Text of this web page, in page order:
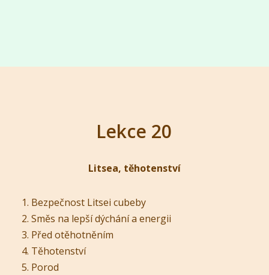
Lekce 20
Litsea, těhotenství
Bezpečnost Litsei cubeby
Směs na lepší dýchání a energii
Před otěhotněním
Těhotenství
Porod